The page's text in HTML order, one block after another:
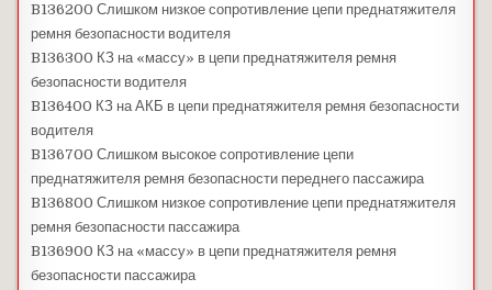
B136200 Слишком низкое сопротивление цепи преднатяжителя
ремня безопасности водителя
B136300 КЗ на «массу» в цепи преднатяжителя ремня
безопасности водителя
B136400 КЗ на АКБ в цепи преднатяжителя ремня безопасности
водителя
B136700 Слишком высокое сопротивление цепи
преднатяжителя ремня безопасности переднего пассажира
B136800 Слишком низкое сопротивление цепи преднатяжителя
ремня безопасности пассажира
B136900 КЗ на «массу» в цепи преднатяжителя ремня
безопасности пассажира